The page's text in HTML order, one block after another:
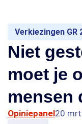
Verkiezingen GR
Niet
moet je
mensen
Opiniepanel20